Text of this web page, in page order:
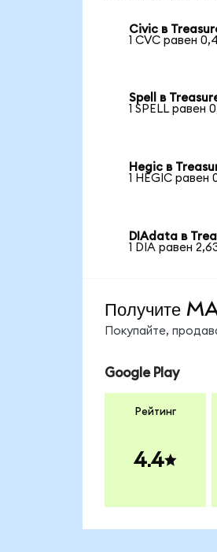
Civic в
1 CVC равен
Spell в
1 SPELL равен
Hegic в
1 HEGIC
DIAdata в
1 DIA равен
Получите
Покупайте,
Google Play
Рейтинг
4.4